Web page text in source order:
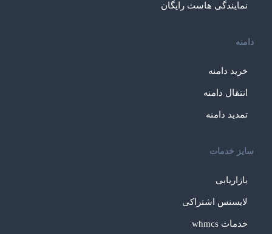
نمایندگی هاست رایگان
دامنه
خرید دامنه
انتقال دامنه
تمدید دامنه
سایز خدمات
بازاریابی
لایسنس اشتراکی
خدمات whmcs